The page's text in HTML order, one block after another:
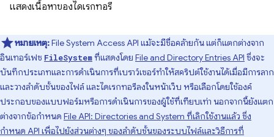
แสดงเนื้อหาของไดเรกทอรี
หมายเหตุ:File System Access API แม้จะมีชื่อคล้ายกัน แต่ก็แตกต่างจาก
อินเทอร์เฟซ FileSystem ที่แสดงโดย File and Directory Entries API ซึ่งจะ
บันทึกประเภทและการดำเนินการที่เบราว์เซอร์ทำให้สคริปต์ใช้งานได้เมื่อมีการลาก
และวางลำดับชั้นของไฟล์ และไดเรกทอรีลงในหน้าเว็บ หรือเลือกโดยใช้องค์
ประกอบของแบบฟอร์มหรือการดำเนินการของผู้ใช้ที่เทียบเท่า นอกจากนี้ยังแตก
ต่างจากข้อกำหนด File API: Directories and System ที่เลิกใช้งานแล้ว ซึ่ง
กำหนด API เพื่อไปยังส่วนต่างๆ ของลำดับชั้นของระบบไฟล์และวิธีการที่